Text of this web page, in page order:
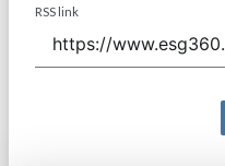
RSS link